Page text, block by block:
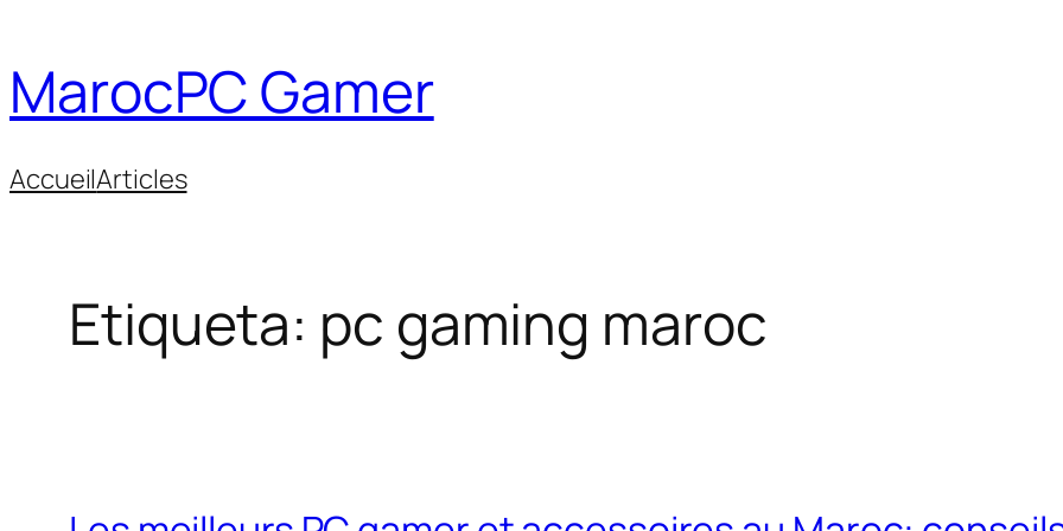
al
contenido
MarocPC Gamer
AccueilArticles
Etiqueta: pc gaming maroc